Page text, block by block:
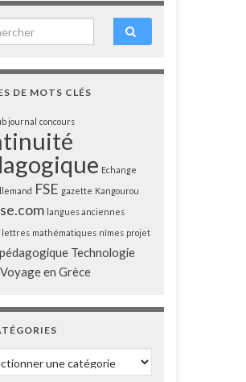
for:
DE MOTS CLÉS
journal concours
Echange
FSE gazette Kangourou
langues anciennes
lettres mathématiques nîmes projet
Technologie
Voyage en Grèce